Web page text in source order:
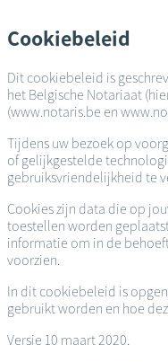
en
naar
inhoud
gaan
Cookiebeleid
Dit cookiebeleid is
het Belgische Notariaat
(www.notaris.be en
Tijdens uw bezoek op
of gelijkgestelde
gebruiksvriendelijkheid te
Cookies zijn data die op
toestellen worden
informatie om in de
voorzien.
In dit cookiebeleid is
gebruikt worden en hoe
Versie 10 maart 2020.